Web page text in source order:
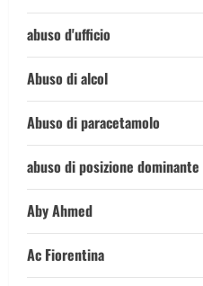
abuso d'ufficio
Abuso di alcol
Abuso di paracetamolo
abuso di posizione dominante
Aby Ahmed
Ac Fiorentina